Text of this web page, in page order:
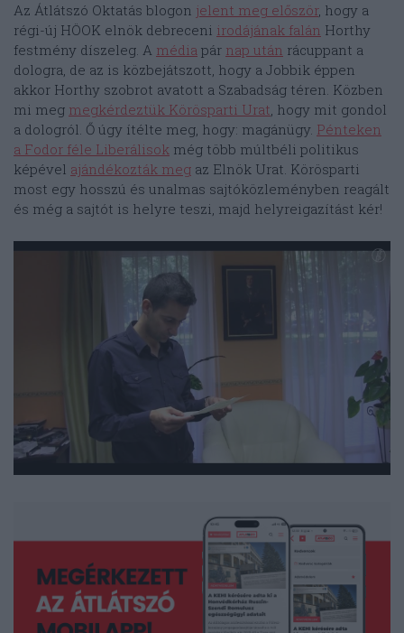
Az Átlátszó Oktatás blogon jelent meg először, hogy a
régi-új HÖOK elnök debreceni irodájának falán Horthy
festmény díszeleg. A média pár nap után rácuppant a
dologra, de az is közbejátszott, hogy a Jobbik éppen
akkor Horthy szobrot avatott a Szabadság téren. Közben
mi meg megkérdeztük Körösparti Urat, hogy mit gondol
a dologról. Ő úgy ítélte meg, hogy: magánügy. Pénteken
a Fodor féle Liberálisok még több múltbéli politikus
képével ajándékozták meg az Elnök Urat. Körösparti
most egy hosszú és unalmas sajtóközleményben reagált
és még a sajtót is helyre teszi, majd helyreigazítást kér!